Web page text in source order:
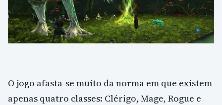
O jogo afasta-se muito da norma em que existem
apenas quatro classes: Clérigo, Mage, Rogue e